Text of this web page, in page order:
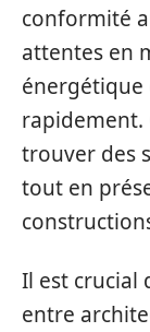
conformité
attentes en
rapidement.
trouver des
tout en
Il est crucial
entre